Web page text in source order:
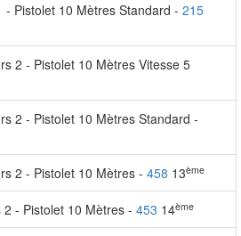
- Pistolet 10 Mètres Standard - 215
2 - Pistolet 10 Mètres Vitesse 5
2 - Pistolet 10 Mètres Standard -
2 - Pistolet 10 Mètres - 458 13ème
2 - Pistolet 10 Mètres - 453 14ème